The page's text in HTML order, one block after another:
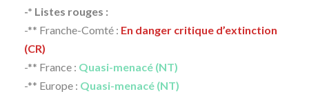
-* Listes rouges :
-** Franche-Comté : En danger critique d’extinction
(CR)
-** France : Quasi-menacé (NT)
-** Europe : Quasi-menacé (NT)